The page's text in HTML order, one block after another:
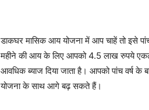
डाकघर मासिक आय योजना में आप चाहें तो इसे
महीने की आय के लिए आपको 4.5 लाख रुपये
आवधिक ब्याज दिया जाता है। आपको पांच वर्ष
योजना के साथ आगे बढ़ सकते हैं।